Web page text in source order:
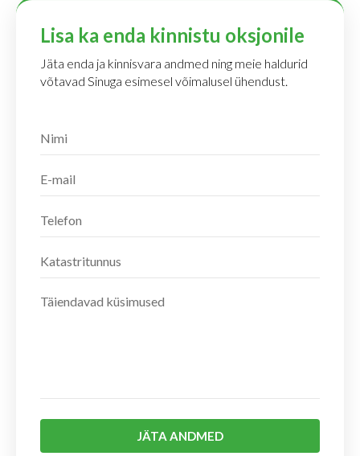
Lisa ka enda kinnistu oksjonile
Jäta enda ja kinnisvara andmed ning meie haldurid
võtavad Sinuga esimesel võimalusel ühendust.
JÄTA ANDMED